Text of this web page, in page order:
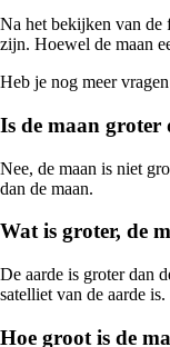
Na het bekijken van de
zijn. Hoewel de maan
Heb je nog meer
Is de maan groter
Nee, de maan is niet
dan de maan.
Wat is groter, de
De aarde is groter dan
satelliet van de aarde is.
Hoe groot is de